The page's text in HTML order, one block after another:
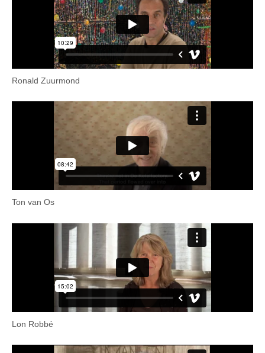
Ronald Zuurmond
Ton van Os
Lon Robbé